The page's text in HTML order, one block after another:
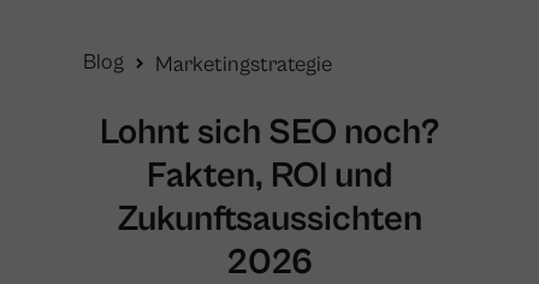
Marketingstrategie
Blog
Lohnt sich SEO noch?
Fakten, ROI und
Zukunftsaussichten
2026